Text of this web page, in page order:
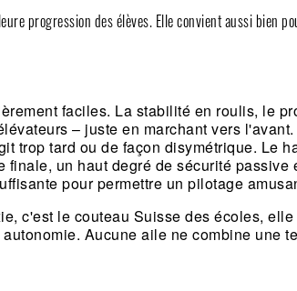
progression des élèves. Elle convient aussi bien
faciles. La stabilité en roulis, le
– juste en marchant vers
trop tard ou de façon disymétrique. Le
un haut degré de sécurité
pour permettre un pilotage
c'est le couteau Suisse des écoles,
Aucune aile ne combine une